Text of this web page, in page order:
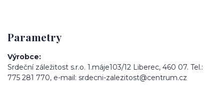
Parametry
Výrobce
Srdeční záležitost s.r.o. 1.máje103/12 Liberec, 460 07. Tel.:
775 281 770, e-mail: srdecni-zalezitost@centrum.cz